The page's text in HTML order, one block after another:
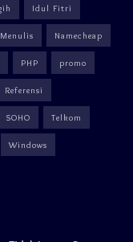
Idul Fitri
Menulis Namecheap
PHP promo
Referensi
SOHO Telkom
Windows